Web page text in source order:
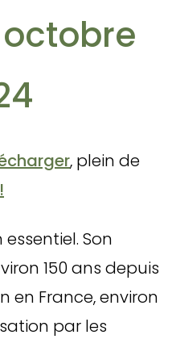
, plein de
Son
150 ans depuis
en France, environ
par les